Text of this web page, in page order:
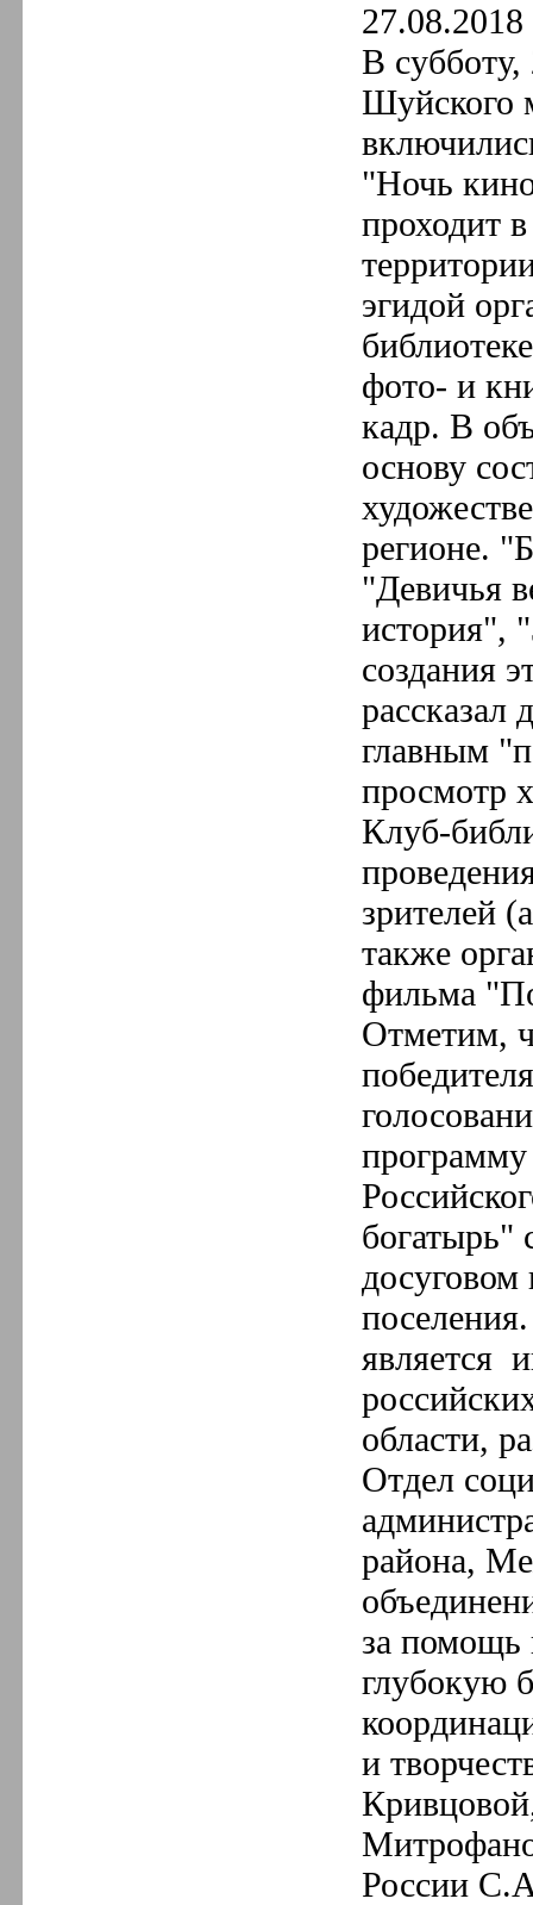
27.08.2018
В субботу,
Шуйского
"Ночь
проходит
эгидой
фото- и
кадр. В
основу
регионе.
"Девичья
история",
создания
главным
просмотр
Клуб-
зрителей
также
фильма
Отметим,
богатырь"
досуговом
является
области,
Отдел
района,
за помощь
глубокую
и
России